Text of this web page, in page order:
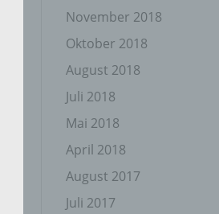
November 2018
Oktober 2018
August 2018
Juli 2018
Mai 2018
April 2018
August 2017
Juli 2017